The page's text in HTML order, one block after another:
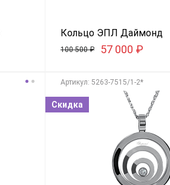
Кольцо ЭПЛ Даймонд
100 500₽ 57 000 ₽
Aртикул: 5263-7515/1-2*
Скидка